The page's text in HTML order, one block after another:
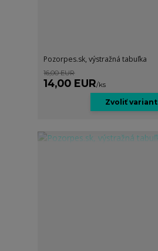
Pozorpes.sk, výstražná tabuľka
16,00 EUR
14,00 EUR/ks
Zvoliť variant